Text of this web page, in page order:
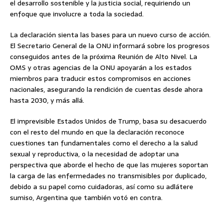
el desarrollo sostenible y la justicia social, requiriendo un
enfoque que involucre a toda la sociedad.
La declaración sienta las bases para un nuevo curso de acción.
El Secretario General de la ONU informará sobre los progresos
conseguidos antes de la próxima Reunión de Alto Nivel. La
OMS y otras agencias de la ONU apoyarán a los estados
miembros para traducir estos compromisos en acciones
nacionales, asegurando la rendición de cuentas desde ahora
hasta 2030, y más allá.
El imprevisible Estados Unidos de Trump, basa su desacuerdo
con el resto del mundo en que la declaración reconoce
cuestiones tan fundamentales como el derecho a la salud
sexual y reproductiva, o la necesidad de adoptar una
perspectiva que aborde el hecho de que las mujeres soportan
la carga de las enfermedades no transmisibles por duplicado,
debido a su papel como cuidadoras, así como su adlátere
sumiso, Argentina que también votó en contra.